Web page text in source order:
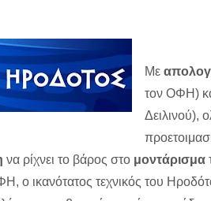
Με
τον ΟΦΗ)
Δειλινού),
να ρίχνει το βάρος στο μοντάρισμα
ο ικανότατος τεχνικός του